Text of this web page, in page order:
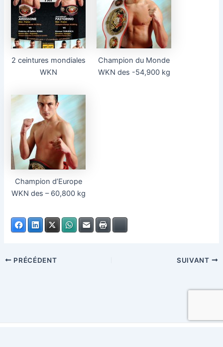
2 ceintures mondiales
WKN
Champion du Monde
WKN des -54,900 kg
Champion d’Europe
WKN des – 60,800 kg
FacebookLinkedIn WhatsApp
E-mail
PRÉCÉDENT SUIVANT